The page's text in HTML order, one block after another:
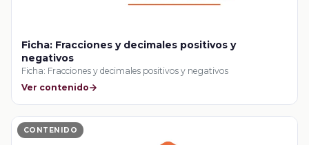
Ficha: Fracciones y decimales positivos y
negativos
Ficha: Fracciones y decimales positivos y negativos
Ver contenido
CONTENIDO